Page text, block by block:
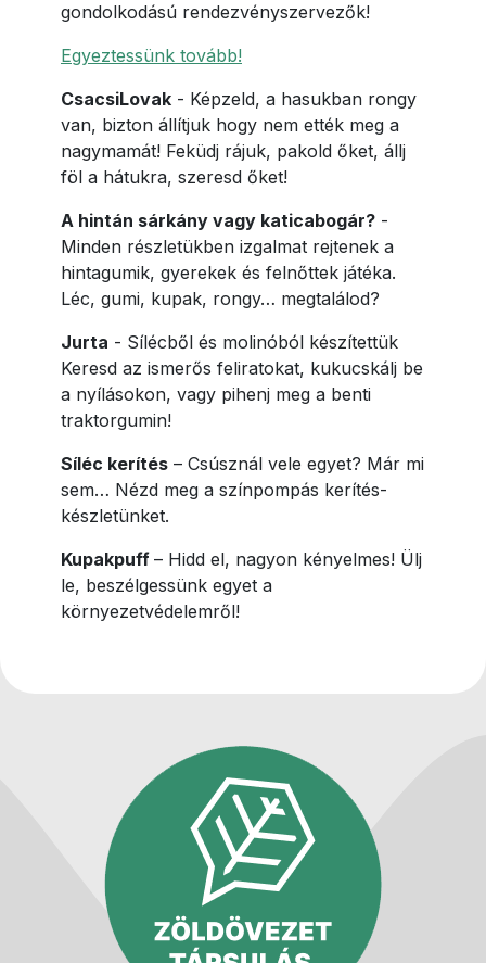
gondolkodású rendezvényszervezők!
Egyeztessünk tovább!
CsacsiLovak - Képzeld, a hasukban rongy
van, bizton állítjuk hogy nem ették meg a
nagymamát! Feküdj rájuk, pakold őket, állj
föl a hátukra, szeresd őket!
A hintán sárkány vagy katicabogár? -
Minden részletükben izgalmat rejtenek a
hintagumik, gyerekek és felnőttek játéka.
Léc, gumi, kupak, rongy… megtalálod?
Jurta - Sílécből és molinóból készítettük
Keresd az ismerős feliratokat, kukucskálj be
a nyílásokon, vagy pihenj meg a benti
traktorgumin!
Síléc kerítés – Csúsznál vele egyet? Már mi
sem… Nézd meg a színpompás kerítés-
készletünket.
Kupakpuff – Hidd el, nagyon kényelmes! Ülj
le, beszélgessünk egyet a
környezetvédelemről!